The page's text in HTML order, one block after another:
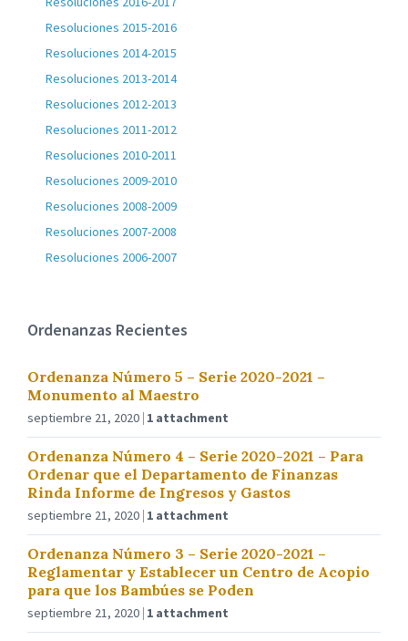
Resoluciones 2015-2016
Resoluciones 2014-2015
Resoluciones 2013-2014
Resoluciones 2012-2013
Resoluciones 2011-2012
Resoluciones 2010-2011
Resoluciones 2009-2010
Resoluciones 2008-2009
Resoluciones 2007-2008
Resoluciones 2006-2007
Ordenanzas Recientes
Ordenanza Número 5 – Serie 2020-2021 –
Monumento al Maestro
septiembre 21, 2020 1 attachment
Ordenanza Número 4 – Serie 2020-2021 – Para
Ordenar que el Departamento de Finanzas
Rinda Informe de Ingresos y Gastos
septiembre 21, 2020 1 attachment
Ordenanza Número 3 – Serie 2020-2021 –
Reglamentar y Establecer un Centro de Acopio
para que los Bambúes se Poden
septiembre 21, 2020 1 attachment